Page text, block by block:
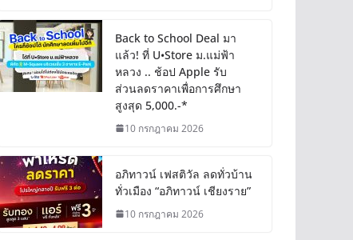
Back to School Deal มา
แล้ว! ที่ U•Store ม.แม่ฟ้า
หลวง .. ช้อป Apple รับ
ส่วนลดราคาเพื่อการศึกษา
สูงสุด 5,000.-*
10 กรกฎาคม 2026
อภิทาวน์ เฟสติวัล ลดทั่วบ้าน
ทั่วเมือง “อภิทาวน์ เชียงราย”
10 กรกฎาคม 2026